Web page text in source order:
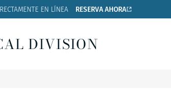
EN LÍNEA RESERVA AHORA
DIVISION